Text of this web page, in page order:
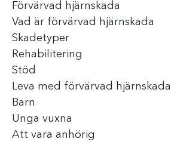
Förvärvad hjärnskada
Vad är förvärvad hjärnskada
Skadetyper
Rehabilitering
Stöd
Leva med förvärvad hjärnskada
Barn
Unga vuxna
Att vara anhörig